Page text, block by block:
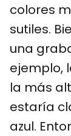
colores
sutiles.
una
ejemplo,
la más
estaría
azul.